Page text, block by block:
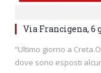
Via Francigena, 6
“Ultimo giorno a
dove sono esposti